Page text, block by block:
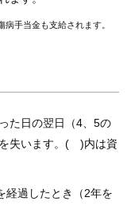
手当金も支給されます。
た日の翌日（4、5の
失います。( )内は資
経過したとき（2年を